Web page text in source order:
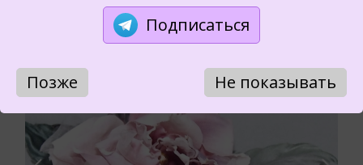
Подписаться
Позже Не показывать